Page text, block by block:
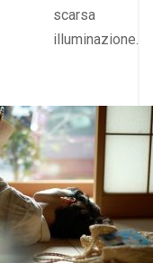
scarsa
illuminazione.